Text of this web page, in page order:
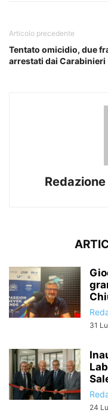
Articolo precedente
Tentato omicidio, due
arrestati dai Carabinieri
31
24